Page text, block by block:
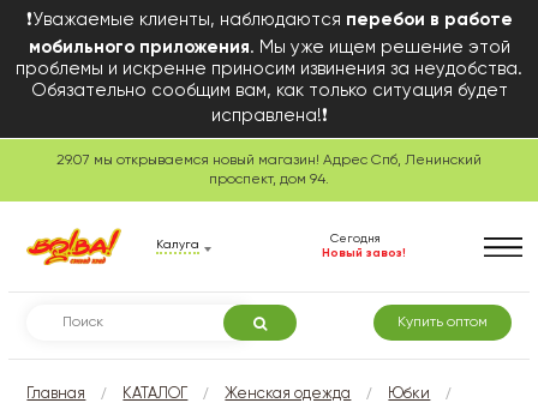
❗Уважаемые клиенты, наблюдаются перебои в работе
мобильного приложения. Мы уже ищем решение этой
проблемы и искренне приносим извинения за неудобства.
Обязательно сообщим вам, как только ситуация будет
исправлена!❗
29.07 мы открываемся новый магазин! Адрес Спб, Ленинский
проспект, дом 94.
Калуга
Сегодня
Новый завоз!
Купить оптом
Главная / КАТАЛОГ / Женская одежда / Юбки /